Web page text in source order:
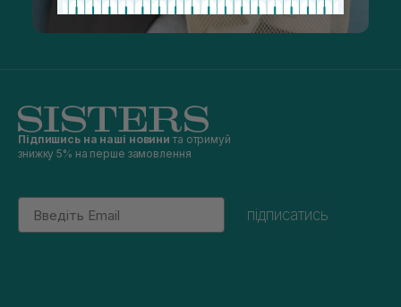
Підпишись на наші новини та отримуй
знижку 5% на перше замовлення
Email
підписатись